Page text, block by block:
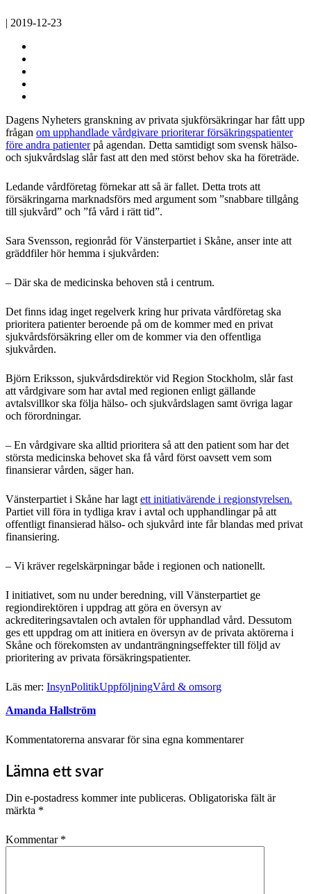
| 2019-12-23
Dagens Nyheters granskning av privata sjukförsäkringar har fått upp
frågan om upphandlade vårdgivare prioriterar försäkringspatienter
före andra patienterpå agendan. Detta samtidigt som svensk hälso-
och sjukvårdslag slår fast att den med störst behov ska ha företräde.
Ledande vårdföretag förnekar att så är fallet. Detta trots att
försäkringarna marknadsförs med argument som ”snabbare tillgång
till sjukvård” och ”få vård i rätt tid”.
Sara Svensson, regionråd för Vänsterpartiet i Skåne, anser inte att
gräddfiler hör hemma i sjukvården:
– Där ska de medicinska behoven stå i centrum.
Det finns idag inget regelverk kring hur privata vårdföretag ska
prioritera patienter beroende på om de kommer med en privat
sjukvårdsförsäkring eller om de kommer via den offentliga
sjukvården.
Björn Eriksson, sjukvårdsdirektör vid Region Stockholm, slår fast
att vårdgivare som har avtal med regionen enligt gällande
avtalsvillkor ska följa hälso- och sjukvårdslagen samt övriga lagar
och förordningar.
– En vårdgivare ska alltid prioritera så att den patient som har det
största medicinska behovet ska få vård först oavsett vem som
finansierar vården, säger han.
Vänsterpartiet i Skåne har lagt ett initiativärende i regionstyrelsen.
Partiet vill föra in tydliga krav i avtal och upphandlingar på att
offentligt finansierad hälso- och sjukvård inte får blandas med privat
finansiering.
– Vi kräver regelskärpningar både i regionen och nationellt.
I initiativet, som nu under beredning, vill Vänsterpartiet ge
regiondirektören i uppdrag att göra en översyn av
ackrediteringsavtalen och avtalen för upphandlad vård. Dessutom
ges ett uppdrag om att initiera en översyn av de privata aktörerna i
Skåne och förekomsten av undanträngningseffekter till följd av
prioritering av privata försäkringspatienter.
Läs mer: InsynPolitikUppföljningVård & omsorg
Amanda Hallström
Kommentatorerna ansvarar för sina egna kommentarer
Lämna ett svar
Din e-postadress kommer inte publiceras. Obligatoriska fält är
märkta *
Kommentar *